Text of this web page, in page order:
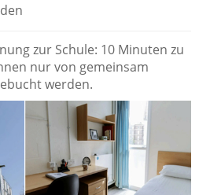
zur Schule: 10 Minuten zu
nur von gemeinsam
werden.